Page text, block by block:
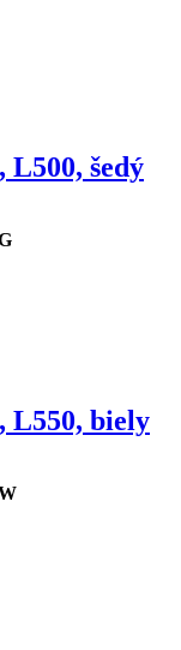
L500, šedý
L550, biely